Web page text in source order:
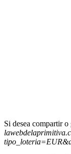
Si desea compartir